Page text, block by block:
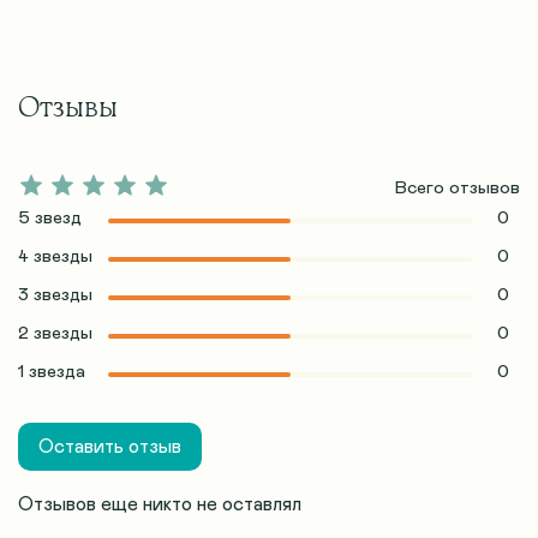
Отзывы
Отзывов еще никто не оставлял
Всего отзывов
5 звезд
0
4 звезды 0
3 звезды 0
2 звезды 0
1 звезда 0
Оставить отзыв